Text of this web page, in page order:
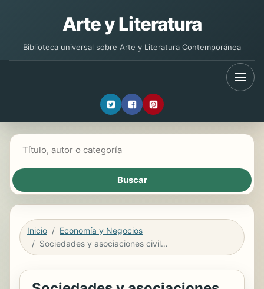
Arte y Literatura
Biblioteca universal sobre Arte y Literatura Contemporánea
Inicio
Economía y Negocios
Sociedades y asociaciones civiles. Contratos asociativos y aparcería industrial 2017